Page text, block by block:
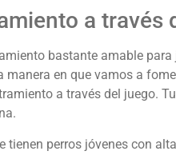
a través
bastante amable
manera en que vamos a
a través del juego.
tienen perros jóvenes con